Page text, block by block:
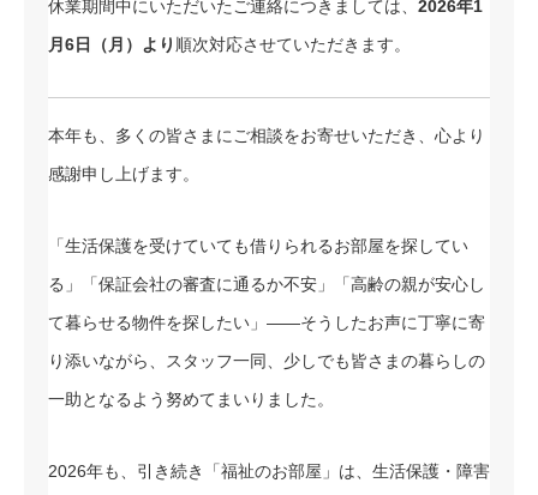
休業期間中にいただいたご連絡につきましては、 2026年1
月6日（月）より 順次対応させていただきます。
本年も、多くの皆さまにご相談をお寄せいただき、心より
感謝申し上げます。
「生活保護を受けていても借りられるお部屋を探してい
る」「保証会社の審査に通るか不安」「高齢の親が安心し
て暮らせる物件を探したい」——そうしたお声に丁寧に寄
り添いながら、スタッフ一同、少しでも皆さまの暮らしの
一助となるよう努めてまいりました。
2026年も、引き続き「福祉のお部屋」は、生活保護・障害